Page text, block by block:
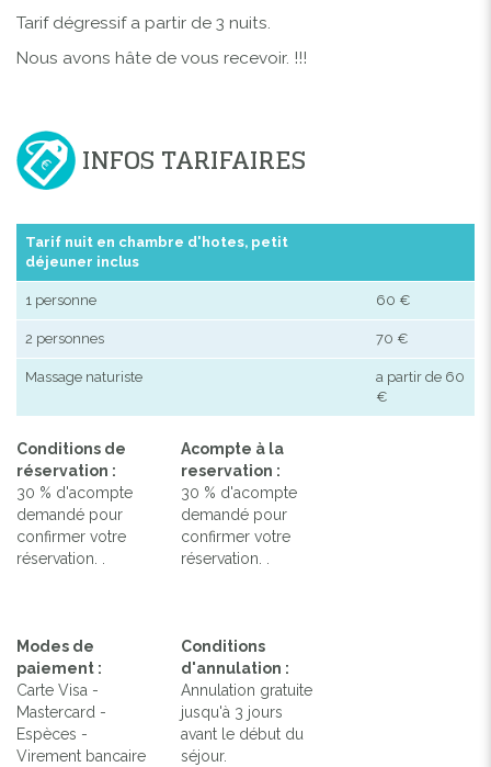
Tarif dégressif a partir de 3 nuits.
Nous avons hâte de vous recevoir. !!!
INFOS TARIFAIRES
Tarif nuit en chambre d'hotes, petit
déjeuner inclus
1 personne 60 €
2 personnes 70 €
Massage naturiste
a partir de 60
€
Conditions de
réservation :
30 % d'acompte
demandé pour
confirmer votre
réservation. .
Acompte à la
reservation :
30 % d'acompte
demandé pour
confirmer votre
réservation. .
Modes de
paiement :
Carte Visa -
Mastercard -
Espèces -
Virement bancaire
Conditions
d'annulation :
Annulation gratuite
jusqu'à 3 jours
avant le début du
séjour.